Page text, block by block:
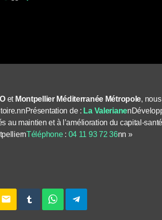
et Montpellier Méditerranée Métropole,
nnPrésentation de : La Valerianen
au maintien et à l’amélioration du capital-
Téléphone: 04 11 93 72 36nn »
email